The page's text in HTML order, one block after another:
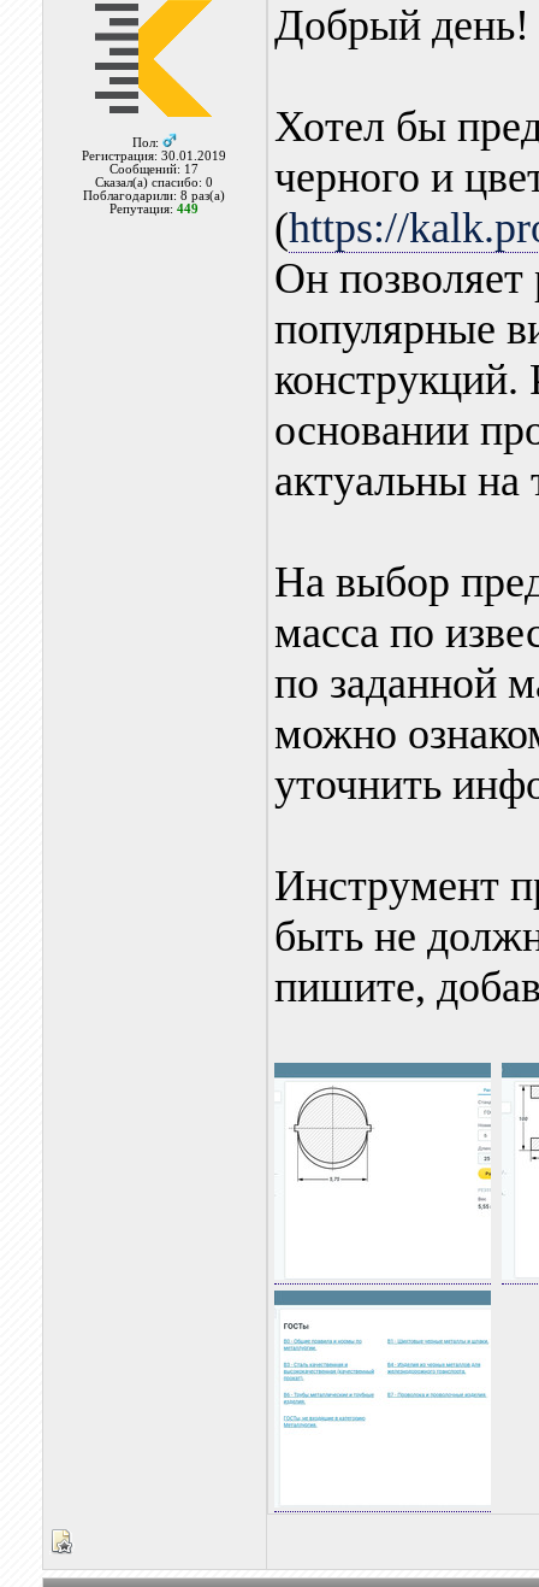
Пол:
Регистрация: 30.01.2019
Сообщений: 17
Сказал(а) спасибо: 0
Поблагодарили: 8 раз(а)
Репутация:449
Добрый день!
Хотел бы
черного и
(https://
Он позволяет
популярные
конструкций.
основании
актуальны
На выбор
масса по
по заданной
можно
уточнить
Инструмент
быть не
пишите,